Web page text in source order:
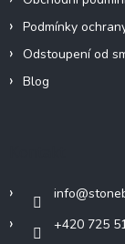
Podmínky
Odstoupení od
Blog
info@
+420 725